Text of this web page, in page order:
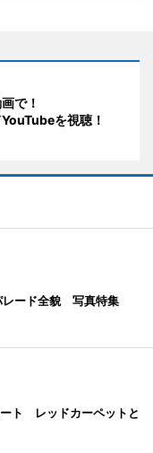
で！
を視聴！
レード全貌 写真特集
ト レッドカーペットと